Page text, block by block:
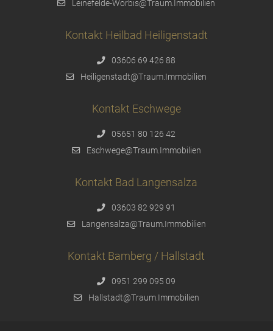
Leinefelde-Worbis@Traum.Immobilien
Kontakt Heilbad Heiligenstadt
03606 69 426 88
Heiligenstadt@Traum.Immobilien
Kontakt Eschwege
05651 80 126 42
Eschwege@Traum.Immobilien
Kontakt Bad Langensalza
03603 82 929 91
Langensalza@Traum.Immobilien
Kontakt Bamberg / Hallstadt
0951 299 095 09
Hallstadt@Traum.Immobilien